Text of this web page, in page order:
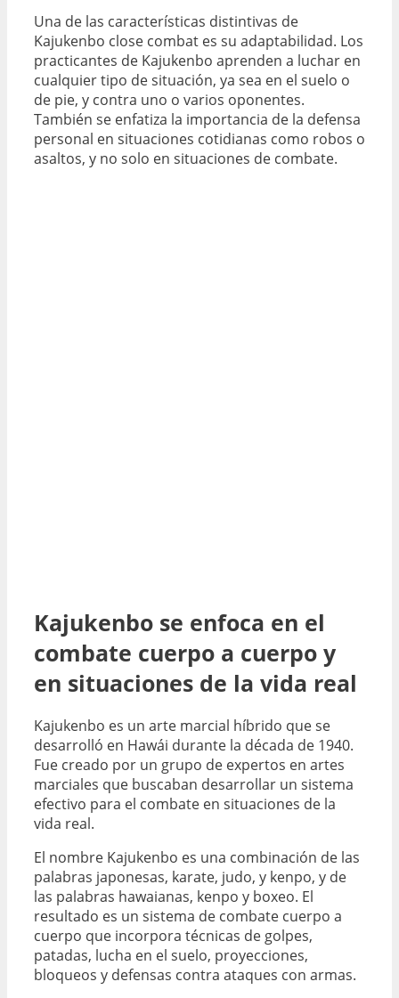
Una de las características distintivas de
Kajukenbo close combat es su adaptabilidad. Los
practicantes de Kajukenbo aprenden a luchar en
cualquier tipo de situación, ya sea en el suelo o
de pie, y contra uno o varios oponentes.
También se enfatiza la importancia de la defensa
personal en situaciones cotidianas como robos o
asaltos, y no solo en situaciones de combate.
Kajukenbo se enfoca en el
combate cuerpo a cuerpo y
en situaciones de la vida real
Kajukenbo es un arte marcial híbrido que se
desarrolló en Hawái durante la década de 1940.
Fue creado por un grupo de expertos en artes
marciales que buscaban desarrollar un sistema
efectivo para el combate en situaciones de la
vida real.
El nombre Kajukenbo es una combinación de las
palabras japonesas, karate, judo, y kenpo, y de
las palabras hawaianas, kenpo y boxeo. El
resultado es un sistema de combate cuerpo a
cuerpo que incorpora técnicas de golpes,
patadas, lucha en el suelo, proyecciones,
bloqueos y defensas contra ataques con armas.